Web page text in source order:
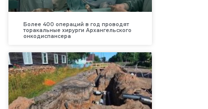
Более 400 операций в год проводят
торакальные хирурги Архангельского
онкодиспансера